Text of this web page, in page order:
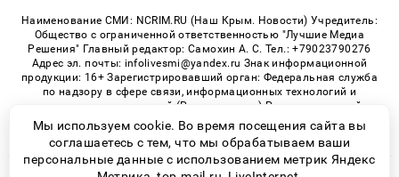
Наименование СМИ: NCRIM.RU (Наш Крым. Новости) Учредитель:
Общество с ограниченной ответственностью "Лучшие Медиа
Решения" Главный редактор: Самохин А. С. Тел.: +79023790276
Адрес эл. почты: infolivesmi@yandex.ru Знак информационной
продукции: 16+ Зарегистрировавший орган: Федеральная служба
по надзору в сфере связи, информационных технологий и
массовых коммуникаций (Роскомнадзор) Регистрационный
номер СМИ ЭЛ № ФС 77 - 81150 от 02.06.2021
Мы используем cookie. Во время посещения сайта вы
соглашаетесь с тем, что мы обрабатываем ваши
персональные данные с использованием метрик Яндекс